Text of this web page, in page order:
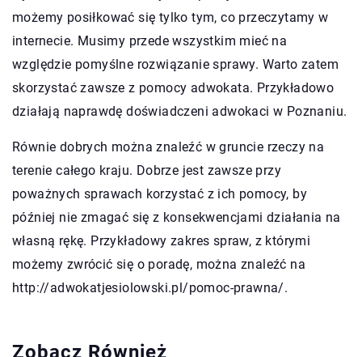
możemy posiłkować się tylko tym, co przeczytamy w
internecie. Musimy przede wszystkim mieć na
względzie pomyślne rozwiązanie sprawy. Warto zatem
skorzystać zawsze z pomocy adwokata. Przykładowo
działają naprawdę doświadczeni adwokaci w Poznaniu.
Równie dobrych można znaleźć w gruncie rzeczy na
terenie całego kraju. Dobrze jest zawsze przy
poważnych sprawach korzystać z ich pomocy, by
później nie zmagać się z konsekwencjami działania na
własną rękę. Przykładowy zakres spraw, z którymi
możemy zwrócić się o poradę, można znaleźć na
http://adwokatjesiolowski.pl/pomoc-prawna/.
Zobacz Również